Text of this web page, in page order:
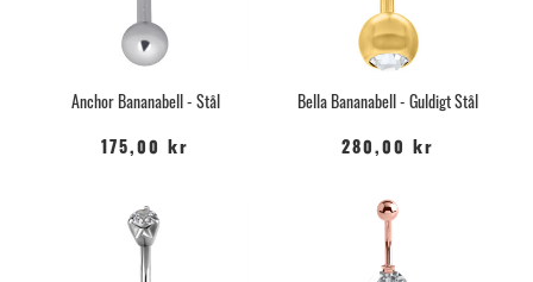
Anchor Bananabell - Stål
175,00 kr
Bella Bananabell - Guldigt Stål
280,00 kr